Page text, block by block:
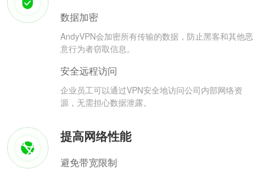
数据加密
AndyVPN会加密所有传输的数据，防止黑客和其他恶
意行为者窃取信息。
安全远程访问
企业员工可以通过VPN安全地访问公司内部网络资
源，无需担心数据泄露。
提高网络性能
避免带宽限制